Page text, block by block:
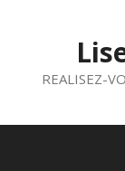
REALISEZ-